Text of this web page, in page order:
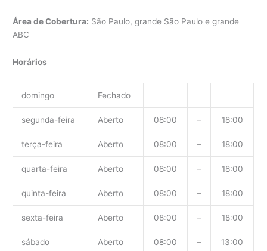
Área de Cobertura: São Paulo, grande São Paulo e grande
ABC
Horários
domingo Fechado
segunda-feira Aberto 08:00 – 18:00
terça-feira Aberto 08:00 – 18:00
quarta-feira Aberto 08:00 – 18:00
quinta-feira Aberto 08:00 – 18:00
sexta-feira Aberto 08:00 – 18:00
sábado Aberto 08:00 – 13:00